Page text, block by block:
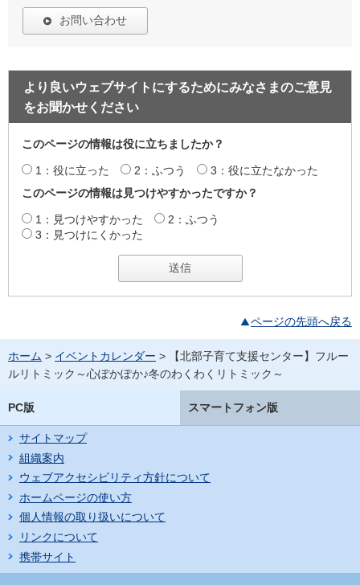
お問い合わせ
より良いウェブサイトにするためにみなさまのご意見
をお聞かせください
このページの情報は役に立ちましたか？
1：役に立った 2：ふつう
3：役に立たなかった
このページの情報は見つけやすかったですか？
1：見つけやすかった
2：ふつう
3：見つけにくかった
ページの先頭へ戻る
ホーム > イベントカレンダー > 【北部子育て支援センター】フルー
ルリトミック～心ぽかぽか♪冬のわくわくリトミック～
PC版 スマートフォン版
サイトマップ
組織案内
ウェブアクセシビリティ方針について
ホームページの使い方
個人情報の取り扱いについて
リンクについて
携帯サイト